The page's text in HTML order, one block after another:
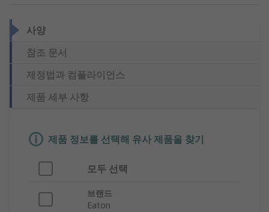
사양
참조 문서
제정법과 컴플라이언스
제품 세부 사항
제품 정보를 선택해 유사 제품을 찾기
모두 선택
브랜드
Eaton